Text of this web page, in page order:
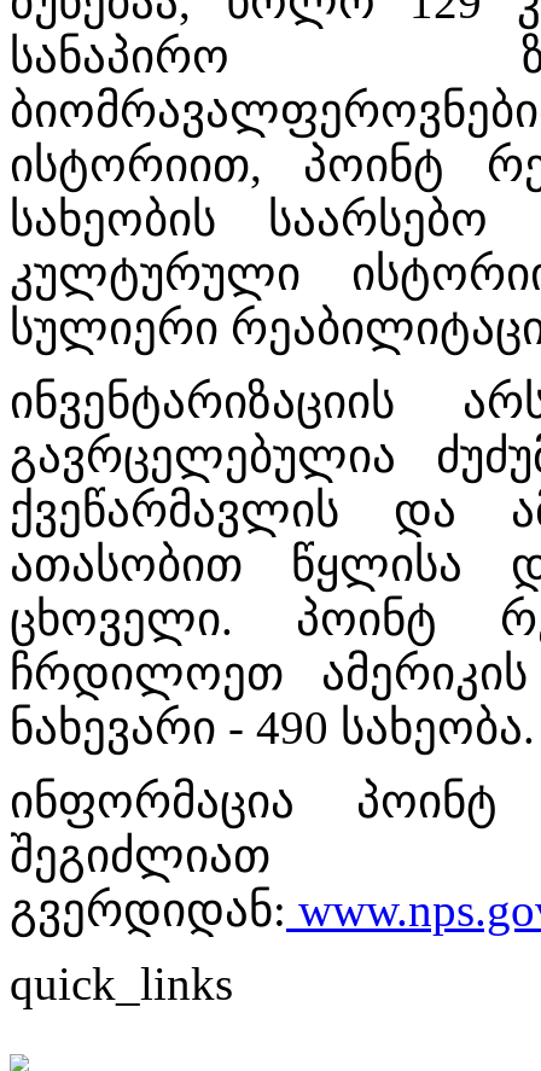
სანაპირო
ისტორიით, პოინტ
სახეობის
კულტურული
სულიერი
ინვენტარიზაციის
გავრცელებულია
ქვეწარმავლის და
ათასობით წყლისა
ცხოველი. პოინტ
ჩრდილოეთ
ნახევარი - 490 სახეობა.
ინფორმაცია
გვერდიდან:
quick_links